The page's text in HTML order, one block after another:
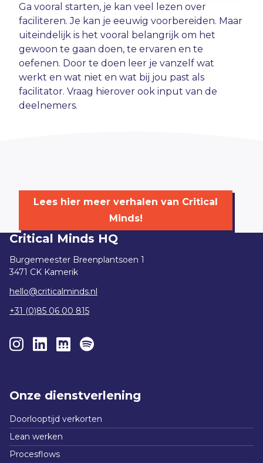
Ga vooral starten, je kan veel lezen over
faciliteren. Je kan je eeuwig voorbereiden. Maar
uiteindelijk is het vooral belangrijk om het
gewoon te gaan doen, te ervaren en te
oefenen. Door te doen leer je vanzelf wat
werkt en wat niet en wat bij jou past als
facilitator. Vraag hierover ook input van de
deelnemers.
Lees hier meer verhalen van Critical
Minds!
Onze dienstverlening
Doorlooptijd verkorten
Lean werken
Procesflows
Critical Minds HQ
Burgemeester Breenplantsoen 1
3471 CK Kamerik
hello@criticalminds.nl
+31 (0)85 06 00 815